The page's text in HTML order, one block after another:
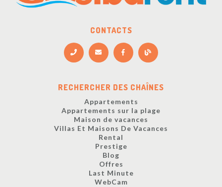
CONTACTS
RECHERCHER DES CHAÎNES
Appartements
Appartements sur la plage
Maison de vacances
Villas Et Maisons De Vacances
Rental
Prestige
Blog
Offres
Last Minute
WebCam